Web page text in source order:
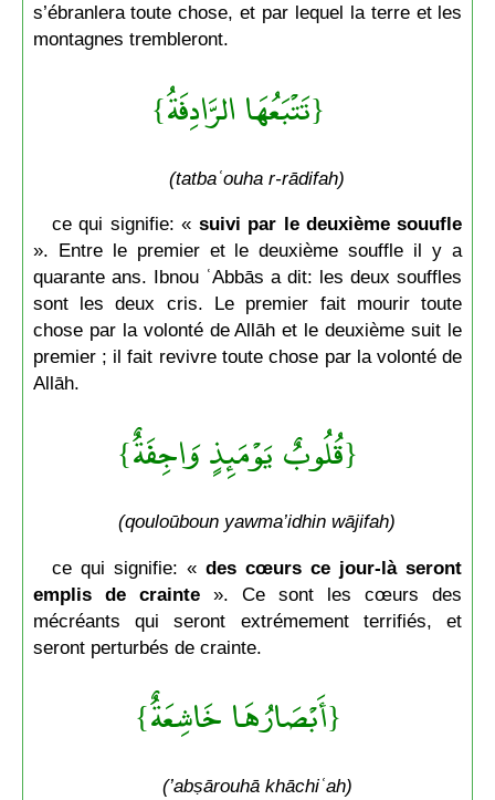
s’ébranlera toute chose, et par lequel la terre et les
montagnes trembleront.
{تَتْبَعُهَا الرَّادِفَةُ}
(tatbaʿouha r-rādifah)
ce qui signifie: « suivi par le deuxième souufle
». Entre le premier et le deuxième souffle il y a
quarante ans. Ibnou ʿAbbās a dit: les deux souffles
sont les deux cris. Le premier fait mourir toute
chose par la volonté de Allāh et le deuxième suit le
premier ; il fait revivre toute chose par la volonté de
Allāh.
{قُلُوبٌ يَوْمَئِذٍ وَاجِفَةٌ}
(qouloūboun yawma’idhin wājifah)
ce qui signifie: «des cœurs ce jour-là seront
emplis de crainte». Ce sont les cœurs des
mécréants qui seront extrémement terrifiés, et
seront perturbés de crainte.
{أَبْصَارُهَا خَاشِعَةٌ}
(’abṣārouhā khāchiʿah)